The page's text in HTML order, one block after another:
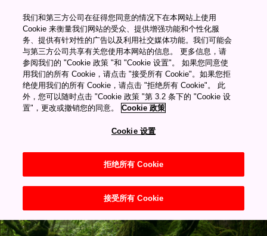
My Favorites
國家公園
屋久島國立公園
屋久島國立公園
我们和第三方公司在征得您同意的情况下在本网站上使用
Cookie 来衡量我们网站的受众、提供增强功能和个性化服
务、提供有针对性的广告以及利用社交媒体功能。我们可能会
与第三方公司共享有关您使用本网站的信息。 更多信息，请
参阅我们的 "Cookie 政策 "和 "Cookie 设置"。 如果您同意使
用我们的所有 Cookie，请点击 "接受所有 Cookie"。如果您拒
绝使用我们的所有 Cookie，请点击 "拒绝所有 Cookie"。 此
外，您可以随时点击 "Cookie 政策 "第 3.2 条下的 "Cookie 设
置"，更改或撤销您的同意。
Cookie 政策
Cookie 设置
拒绝所有 Cookie
接受所有 Cookie